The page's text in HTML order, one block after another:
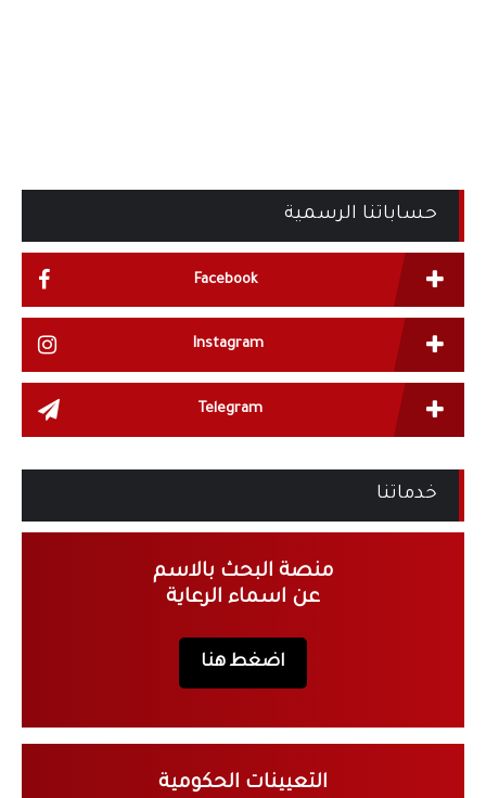
حساباتنا الرسمية
Facebook
Instagram
Telegram
خدماتنا
منصة البحث بالاسم
عن اسماء الرعاية
اضغط هنا
التعيينات الحكومية